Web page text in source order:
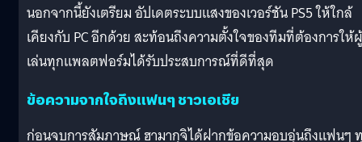
นอกจากนี้ยังเตรียม อัปเดตระบบแสงของเวอร์ชัน PS5 ให้ใกล้
เคียงกับ PC อีกด้วย สะท้อนถึงความตั้งใจของทีมที่ต้องการให้ผู้
เล่นทุกแพลตฟอร์มได้รับประสบการณ์ที่ดีที่สุด
ข้อความจากใจถึงแฟนๆ ชาวเอเชีย
ก่อนจบการสัมภาษณ์ ฮามากุจิได้ฝากข้อความอบอุ่นถึงแฟนๆ